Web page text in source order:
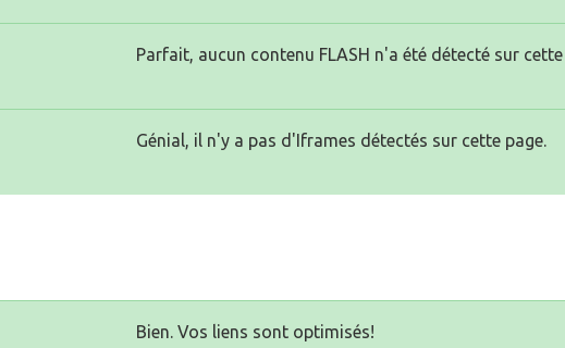
Parfait, aucun contenu FLASH n'a été détecté sur cette
Génial, il n'y a pas d'Iframes détectés sur cette page.
Bien. Vos liens sont optimisés!